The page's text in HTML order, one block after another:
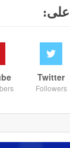
Twitter
Followers